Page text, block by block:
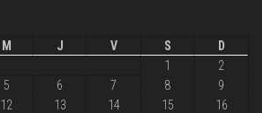
M J V S D
1
2
5 6 7 8
9
12 13 14 15
16